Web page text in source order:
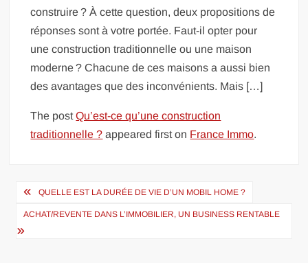
construire ? À cette question, deux propositions de
réponses sont à votre portée. Faut-il opter pour
une construction traditionnelle ou une maison
moderne ? Chacune de ces maisons a aussi bien
des avantages que des inconvénients. Mais […]
The postQu’est-ce qu’une construction
traditionnelle ? appeared first on France Immo.
Navigation
de
l’article
QUELLE EST LA DURÉE DE VIE D’UN MOBIL HOME ?
ACHAT/REVENTE DANS L’IMMOBILIER, UN BUSINESS RENTABLE